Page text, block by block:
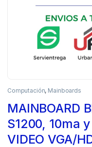
Computación, Mainboards
MAINBOARD
S1200, 10ma
VIDEO VGA/